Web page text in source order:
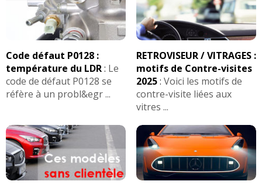
10/20 1.7 CRDI 115 ch(0
-- /20
13/20
1.7 CRDI 115 ch pack premium
septembre 2011 7
09/20
1.7 CRDI 115 ch Boîte mécanique,
année 2012
(0 )
12/20 1.7 crdi 115 ch 36000(0 )
Code défaut P0128 :
température du LDR: Le
code de défaut P0128 se
réfère à un probl&egr ...
RETROVISEUR / VITRAGES :
motifs de Contre-visites
2025: Voici les motifs de
contre-visite liées aux
vitres ...